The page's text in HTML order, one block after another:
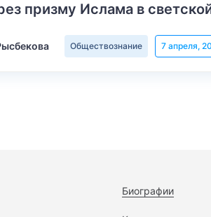
призму Ислама в
Обществознание 7 апреля,
Биографии